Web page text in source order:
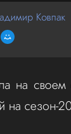
Ковпак
на своем
на